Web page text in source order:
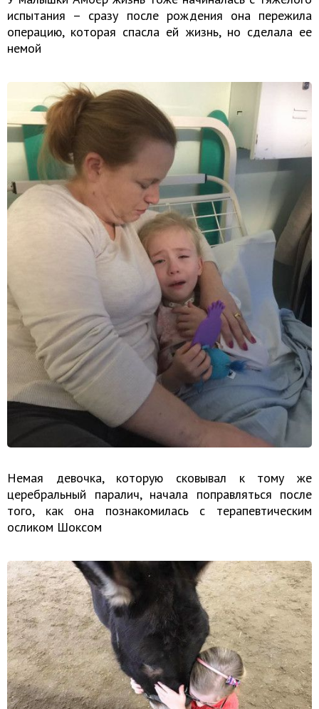
испытания – сразу после рождения она пережила
операцию, которая спасла ей жизнь, но сделала ее
немой
Немая девочка, которую сковывал к тому же
церебральный паралич, начала поправляться после
того, как она познакомилась с терапевтическим
осликом Шоксом